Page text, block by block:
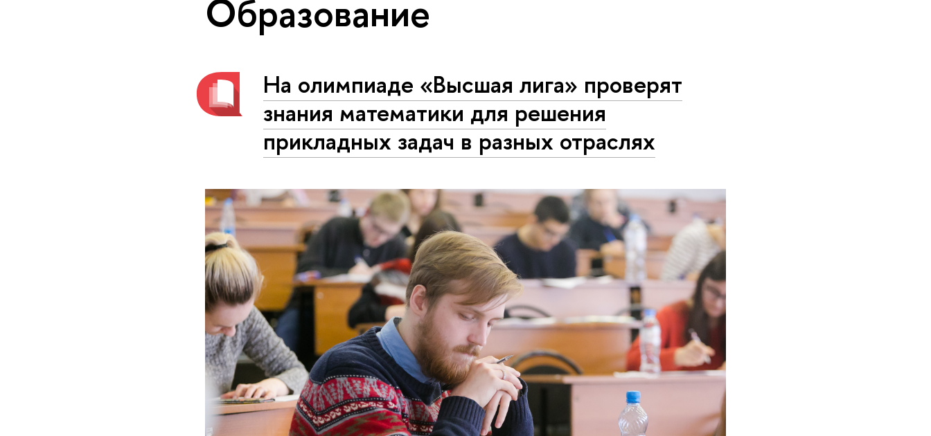
Образование
На олимпиаде «Высшая лига» проверят
знания математики для решения
прикладных задач в разных отраслях